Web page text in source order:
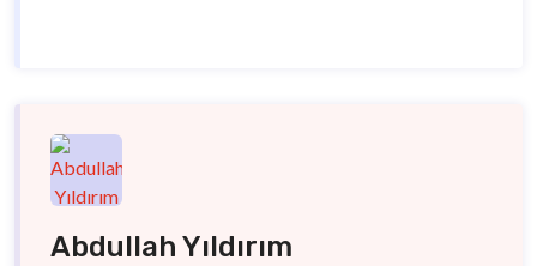
Abdullah Yıldırım